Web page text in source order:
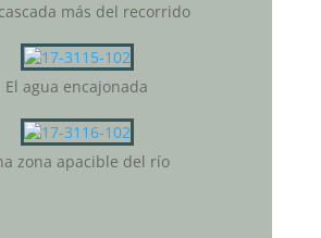
más del recorrido
El agua encajonada
zona apacible del río